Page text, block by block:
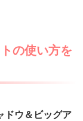
の使い方を
ドウ＆ビッグア